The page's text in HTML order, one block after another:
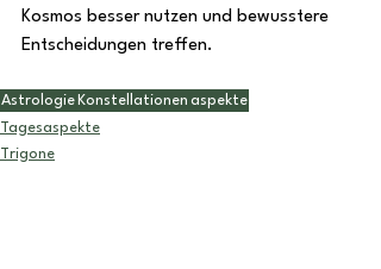
Kosmos besser nutzen und bewusstere
Entscheidungen treffen.
Astrologie Konstellationen aspekte
Tagesaspekte
Trigone